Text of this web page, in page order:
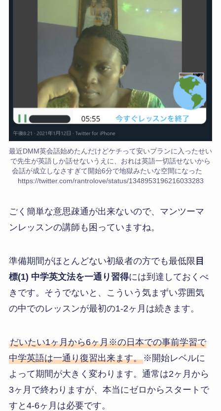
最近DMM英会話始めたんだけどケチって安いプランに入ったせい
で先生が英語しか話せないうえに、おれは英語一切話せないから
会話が成立しなさすぎて開始6分で地獄みたいな空間になった
https://twitter.com/rantrolove/status/1348953196216033283
ごく簡単な意思疎通が出来ないので、マンツーマ
ンレッスンの講師も困っていますね。
準備期間がほとんどない初級者の方でも最低限 目
標(1) 中学英文法を一通り習得には到達しておくべ
きです。そうでないと、こういう気まずい雰囲気
の中でのレッスンが最初の1-2ヶ月は続きます。
だいたい1ヶ月から6ヶ月※の日本での事前学習で
中学英語は一通り復習出来ます。※開始レベルに
よって期間が大きく変わります。通常は2ヶ月から
3ヶ月で終わりますが、本当にゼロからスタートで
すと4-6ヶ月は必要です。